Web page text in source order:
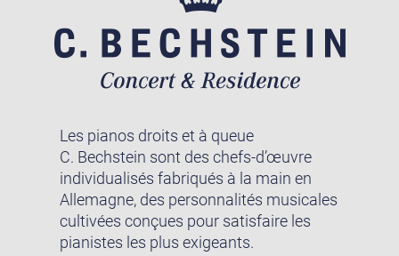
Les pianos droits et à queue
C. Bechstein sont des chefs-d’œuvre
individualisés fabriqués à la main en
Allemagne, des personnalités musicales
cultivées conçues pour satisfaire les
pianistes les plus exigeants.